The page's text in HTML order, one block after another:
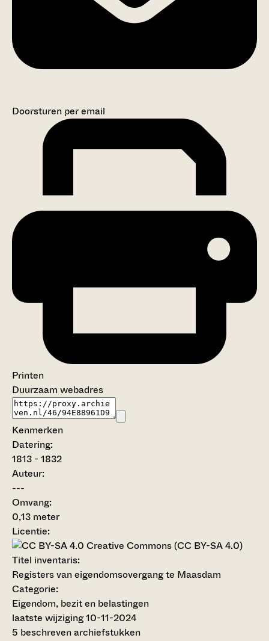
Doorsturen per email
Printen
Duurzaam webadres
Kenmerken
Datering:
1813 - 1832
Auteur:
---
Omvang:
0,13 meter
Licentie:
Creative Commons (CC BY-SA 4.0)
Titel inventaris:
Registers van eigendomsovergang te Maasdam
Categorie:
Eigendom, bezit en belastingen
laatste wijziging 10-11-2024
5 beschreven archiefstukken